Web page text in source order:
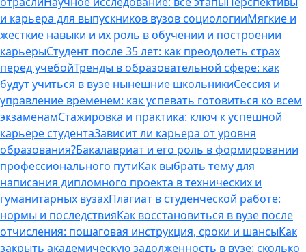
и карьера для выпускников вузов социологииМягкие и
жесткие навыки и их роль в обучении и построении
карьерыСтудент после 35 лет: как преодолеть страх
перед учебойТренды в образовательной сфере: как
будут учиться в вузе нынешние школьникиСессия и
управление временем: как успевать готовиться ко всем
экзаменамСтажировка и практика: ключ к успешной
карьере студентаЗависит ли карьера от уровня
образования?Бакалавриат и его роль в формировании
профессионального путиКак выбрать тему для
написания дипломного проекта в технических и
гуманитарных вузахПлагиат в студенческой работе:
нормы и последствияКак восстановиться в вузе после
отчисления: пошаговая инструкция, сроки и шансыКак
закрыть академическую задолженность в вузе: сколько